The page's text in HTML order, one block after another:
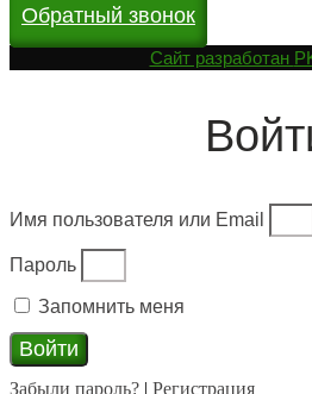
Обратный звонок
Cайт разработан
Имя пользователя или Email
Пароль
Запомнить меня
Войти
Забыли пароль? | Регистрация